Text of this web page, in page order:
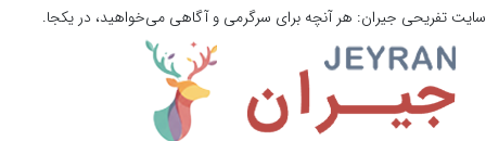
سایت تفریحی جیران: هر آنچه برای سرگرمی و آگاهی می‌خواهید، در یکجا.